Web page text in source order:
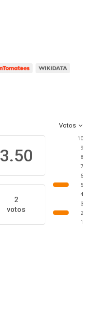
Votos
3.50
2
votos
10
9
8
7
6
5
4
3
2
1